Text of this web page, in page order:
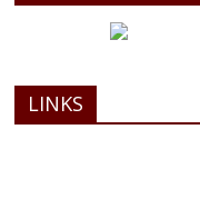
LINKS